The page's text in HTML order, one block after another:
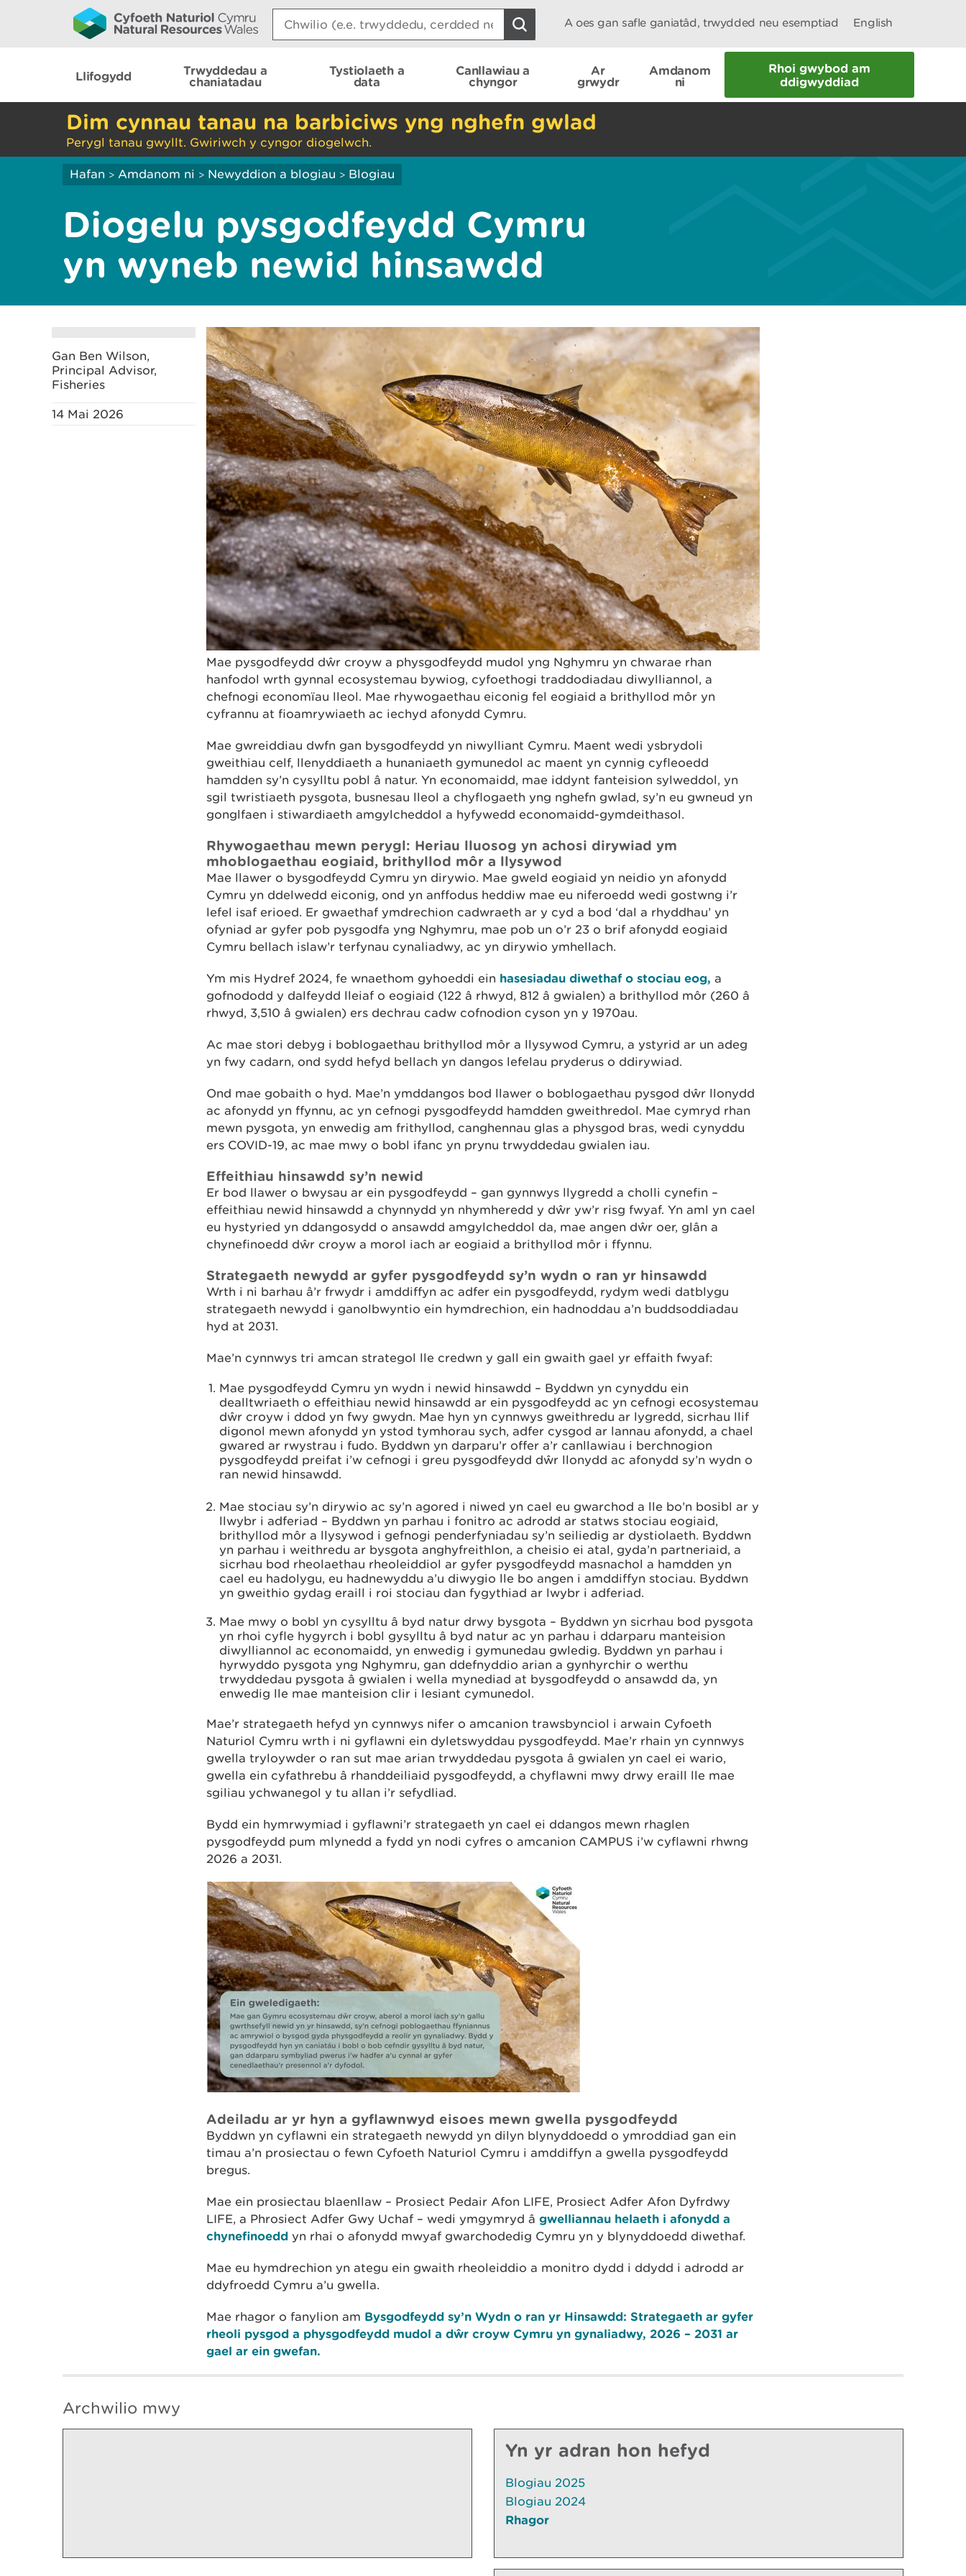
Search:
A oes gan safle ganiatâd, trwydded neu esemptiad English
Llifogydd
Trwyddedau a
chaniatadau
Tystiolaeth a
data
Canllawiau a
chyngor
Ar
grwydr
Amdanom
ni
Rhoi gwybod am
ddigwyddiad
Dim cynnau tanau na barbiciws yng nghefn gwlad
Perygl tanau gwyllt. Gwiriwch y cyngor diogelwch.
Hafan > Amdanom ni > Newyddion a blogiau > Blogiau
Diogelu pysgodfeydd Cymru
yn wyneb newid hinsawdd
Gan Ben Wilson,
Principal Advisor,
Fisheries
14 Mai 2026
Mae pysgodfeydd dŵr croyw a physgodfeydd mudol yng Nghymru yn chwarae rhan
hanfodol wrth gynnal ecosystemau bywiog, cyfoethogi traddodiadau diwylliannol, a
chefnogi economïau lleol. Mae rhywogaethau eiconig fel eogiaid a brithyllod môr yn
cyfrannu at fioamrywiaeth ac iechyd afonydd Cymru.
Mae gwreiddiau dwfn gan bysgodfeydd yn niwylliant Cymru. Maent wedi ysbrydoli
gweithiau celf, llenyddiaeth a hunaniaeth gymunedol ac maent yn cynnig cyfleoedd
hamdden sy’n cysylltu pobl â natur. Yn economaidd, mae iddynt fanteision sylweddol, yn
sgil twristiaeth pysgota, busnesau lleol a chyflogaeth yng nghefn gwlad, sy’n eu gwneud yn
gonglfaen i stiwardiaeth amgylcheddol a hyfywedd economaidd-gymdeithasol.
Rhywogaethau mewn perygl: Heriau lluosog yn achosi dirywiad ym
mhoblogaethau eogiaid, brithyllod môr a llysywod
Mae llawer o bysgodfeydd Cymru yn dirywio. Mae gweld eogiaid yn neidio yn afonydd
Cymru yn ddelwedd eiconig, ond yn anffodus heddiw mae eu niferoedd wedi gostwng i’r
lefel isaf erioed. Er gwaethaf ymdrechion cadwraeth ar y cyd a bod ‘dal a rhyddhau’ yn
ofyniad ar gyfer pob pysgodfa yng Nghymru, mae pob un o’r 23 o brif afonydd eogiaid
Cymru bellach islaw’r terfynau cynaliadwy, ac yn dirywio ymhellach.
Ym mis Hydref 2024, fe wnaethom gyhoeddi ein hasesiadau diwethaf o stociau eog, a
gofnododd y dalfeydd lleiaf o eogiaid (122 â rhwyd, 812 â gwialen) a brithyllod môr (260 â
rhwyd, 3,510 â gwialen) ers dechrau cadw cofnodion cyson yn y 1970au.
Ac mae stori debyg i boblogaethau brithyllod môr a llysywod Cymru, a ystyrid ar un adeg
yn fwy cadarn, ond sydd hefyd bellach yn dangos lefelau pryderus o ddirywiad.
Ond mae gobaith o hyd. Mae’n ymddangos bod llawer o boblogaethau pysgod dŵr llonydd
ac afonydd yn ffynnu, ac yn cefnogi pysgodfeydd hamdden gweithredol. Mae cymryd rhan
mewn pysgota, yn enwedig am frithyllod, canghennau glas a physgod bras, wedi cynyddu
ers COVID-19, ac mae mwy o bobl ifanc yn prynu trwyddedau gwialen iau.
Effeithiau hinsawdd sy’n newid
Er bod llawer o bwysau ar ein pysgodfeydd – gan gynnwys llygredd a cholli cynefin –
effeithiau newid hinsawdd a chynnydd yn nhymheredd y dŵr yw’r risg fwyaf. Yn aml yn cael
eu hystyried yn ddangosydd o ansawdd amgylcheddol da, mae angen dŵr oer, glân a
chynefinoedd dŵr croyw a morol iach ar eogiaid a brithyllod môr i ffynnu.
Strategaeth newydd ar gyfer pysgodfeydd sy’n wydn o ran yr hinsawdd
Wrth i ni barhau â’r frwydr i amddiffyn ac adfer ein pysgodfeydd, rydym wedi datblygu
strategaeth newydd i ganolbwyntio ein hymdrechion, ein hadnoddau a’n buddsoddiadau
hyd at 2031.
Mae’n cynnwys tri amcan strategol lle credwn y gall ein gwaith gael yr effaith fwyaf:
Mae pysgodfeydd Cymru yn wydn i newid hinsawdd – Byddwn yn cynyddu ein
dealltwriaeth o effeithiau newid hinsawdd ar ein pysgodfeydd ac yn cefnogi ecosystemau
dŵr croyw i ddod yn fwy gwydn. Mae hyn yn cynnwys gweithredu ar lygredd, sicrhau llif
digonol mewn afonydd yn ystod tymhorau sych, adfer cysgod ar lannau afonydd, a chael
gwared ar rwystrau i fudo. Byddwn yn darparu’r offer a’r canllawiau i berchnogion
pysgodfeydd preifat i’w cefnogi i greu pysgodfeydd dŵr llonydd ac afonydd sy’n wydn o
ran newid hinsawdd.
Mae stociau sy’n dirywio ac sy’n agored i niwed yn cael eu gwarchod a lle bo’n bosibl ar y
llwybr i adferiad – Byddwn yn parhau i fonitro ac adrodd ar statws stociau eogiaid,
brithyllod môr a llysywod i gefnogi penderfyniadau sy’n seiliedig ar dystiolaeth. Byddwn
yn parhau i weithredu ar bysgota anghyfreithlon, a cheisio ei atal, gyda’n partneriaid, a
sicrhau bod rheolaethau rheoleiddiol ar gyfer pysgodfeydd masnachol a hamdden yn
cael eu hadolygu, eu hadnewyddu a’u diwygio lle bo angen i amddiffyn stociau. Byddwn
yn gweithio gydag eraill i roi stociau dan fygythiad ar lwybr i adferiad.
Mae mwy o bobl yn cysylltu â byd natur drwy bysgota – Byddwn yn sicrhau bod pysgota
yn rhoi cyfle hygyrch i bobl gysylltu â byd natur ac yn parhau i ddarparu manteision
diwylliannol ac economaidd, yn enwedig i gymunedau gwledig. Byddwn yn parhau i
hyrwyddo pysgota yng Nghymru, gan ddefnyddio arian a gynhyrchir o werthu
trwyddedau pysgota â gwialen i wella mynediad at bysgodfeydd o ansawdd da, yn
enwedig lle mae manteision clir i lesiant cymunedol.
Mae’r strategaeth hefyd yn cynnwys nifer o amcanion trawsbynciol i arwain Cyfoeth
Naturiol Cymru wrth i ni gyflawni ein dyletswyddau pysgodfeydd. Mae’r rhain yn cynnwys
gwella tryloywder o ran sut mae arian trwyddedau pysgota â gwialen yn cael ei wario,
gwella ein cyfathrebu â rhanddeiliaid pysgodfeydd, a chyflawni mwy drwy eraill lle mae
sgiliau ychwanegol y tu allan i’r sefydliad.
Bydd ein hymrwymiad i gyflawni’r strategaeth yn cael ei ddangos mewn rhaglen
pysgodfeydd pum mlynedd a fydd yn nodi cyfres o amcanion CAMPUS i’w cyflawni rhwng
2026 a 2031.
Adeiladu ar yr hyn a gyflawnwyd eisoes mewn gwella pysgodfeydd
Byddwn yn cyflawni ein strategaeth newydd yn dilyn blynyddoedd o ymroddiad gan ein
timau a’n prosiectau o fewn Cyfoeth Naturiol Cymru i amddiffyn a gwella pysgodfeydd
bregus.
Mae ein prosiectau blaenllaw – Prosiect Pedair Afon LIFE, Prosiect Adfer Afon Dyfrdwy
LIFE, a Phrosiect Adfer Gwy Uchaf – wedi ymgymryd â gwelliannau helaeth i afonydd a
chynefinoedd yn rhai o afonydd mwyaf gwarchodedig Cymru yn y blynyddoedd diwethaf.
Mae eu hymdrechion yn ategu ein gwaith rheoleiddio a monitro dydd i ddydd i adrodd ar
ddyfroedd Cymru a’u gwella.
Mae rhagor o fanylion am Bysgodfeydd sy’n Wydn o ran yr Hinsawdd: Strategaeth ar gyfer
rheoli pysgod a physgodfeydd mudol a dŵr croyw Cymru yn gynaliadwy, 2026 – 2031 ar
gael ar ein gwefan.
Archwilio mwy
Yn yr adran hon hefyd
Blogiau 2025
Blogiau 2024
Rhagor